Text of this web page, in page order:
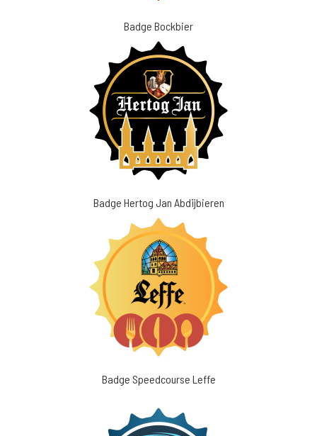
Badge Bockbier
Badge Hertog Jan Abdijbieren
Badge Speedcourse Leffe